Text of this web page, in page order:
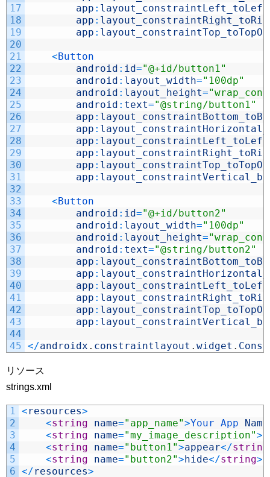
17
18
19
20
21
22
23
24
25
26
27
28
29
30
31
32
33
34
35
36
37
38
39
40
41
42
43
44
45
app :
app :
app : layout_constraintTop_toTopOf
<Button
android : id="@+id/button1"
android : layout_width="100dp"
android : layout_height=
android : text="@string/button1"
app :
app :
app :
app :
app : layout_constraintTop_toTopOf
app :
<Button
android : id="@+id/button2"
android : layout_width="100dp"
android : layout_height=
android : text="@string/button2"
app :
app :
app :
app :
app : layout_constraintTop_toTopOf
app :
</androidx . constraintlayout . widget .
リソース
strings.xml
1
2
3
4
5
6
<resources>
<string name="app_name">Your App Name
<string name="my_image_description">
<string name="button1">appear</string
<string name="button2">hide</string>
</resources>